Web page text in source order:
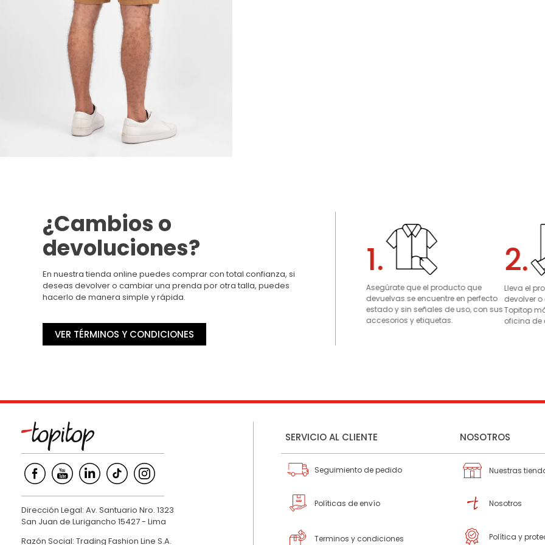
¿Cambios o
devoluciones?
En nuestra tienda online puedes comprar con total confianza, si
deseas devolver o cambiar una prenda por otra talla, puedes
hacerlo de manera simple y rápida.
VER TÉRMINOS Y CONDICIONES
1.
Asegúrate que el producto que
devuelvas se encuentre en perfecto
estado y sin señales de uso, con sus
accesorios y etiquetas.
2.
Lleva el
devolver
Topitop
oficina de
Dirección Legal: Av. Santuario Nro. 1323
San Juan de Lurigancho 15427 - Lima
Razón Social: Trading Fashion Line S.A.
SERVICIO AL CLIENTE
Seguimiento de pedido
Políticas de envío
Terminos y condiciones
NOSOTROS
Nuestras
Nosotros
Política y